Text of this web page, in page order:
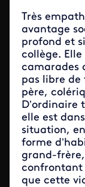
Très
avantage
profond et
collège.
camarades
pas libre de
père,
D’ordinaire
elle est
situation,
forme
grand-frère,
confrontant
que cette